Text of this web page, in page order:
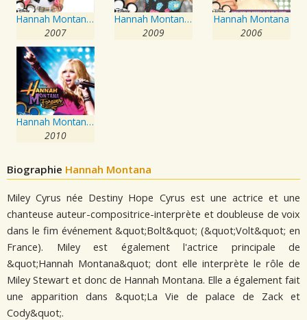
Hannah Montana 2 / Meet Miley Cyrus
2007
Hannah Montana 3
2009
Hannah Montana
2006
Hannah Montana Forever
2010
Biographie Hannah Montana
Miley Cyrus née Destiny Hope Cyrus est une actrice et une
chanteuse auteur-compositrice-interprète et doubleuse de voix
dans le fim événement &quot;Bolt&quot; (&quot;Volt&quot; en
France). Miley est également l'actrice principale de
&quot;Hannah Montana&quot; dont elle interprète le rôle de
Miley Stewart et donc de Hannah Montana. Elle a également fait
une apparition dans &quot;La Vie de palace de Zack et
Cody&quot;.